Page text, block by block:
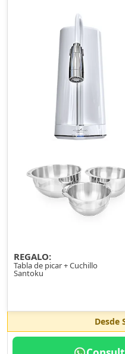
REGALO:
Tabla de picar + Cuchillo
Santoku
Desde